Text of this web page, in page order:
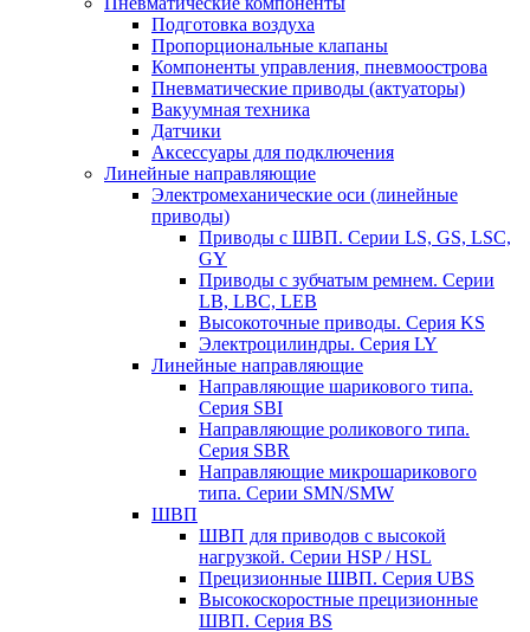
Подготовка воздуха
Пропорциональные клапаны
Компоненты управления, пневмоострова
Пневматические приводы (актуаторы)
Вакуумная техника
Датчики
Аксессуары для подключения
Линейные направляющие
Электромеханические оси (линейные
приводы)
Приводы с ШВП. Серии LS, GS, LSC,
GY
Приводы с зубчатым ремнем. Серии
LB, LBC, LEB
Высокоточные приводы. Серия KS
Электроцилиндры. Серия LY
Линейные направляющие
Направляющие шарикового типа.
Серия SBI
Направляющие роликового типа.
Серия SBR
Направляющие микрошарикового
типа. Серии SMN/SMW
ШВП
ШВП для приводов с высокой
нагрузкой. Серии HSP / HSL
Прецизионные ШВП. Серия UBS
Высокоскоростные прецизионные
ШВП. Серия BS